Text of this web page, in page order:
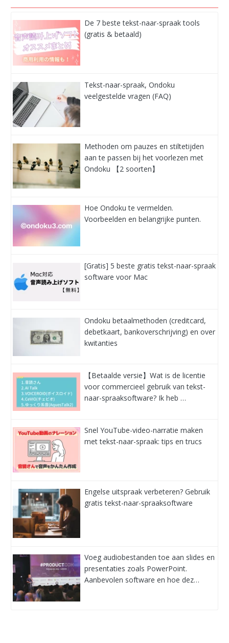
De 7 beste tekst-naar-spraak tools
(gratis & betaald)
Tekst-naar-spraak, Ondoku
veelgestelde vragen (FAQ)
Methoden om pauzes en stiltetijden
aan te passen bij het voorlezen met
Ondoku 【2 soorten】
Hoe Ondoku te vermelden.
Voorbeelden en belangrijke punten.
[Gratis] 5 beste gratis tekst-naar-spraak
software voor Mac
Ondoku betaalmethoden (creditcard,
debetkaart, bankoverschrijving) en over
kwitanties
【Betaalde versie】Wat is de licentie
voor commercieel gebruik van tekst-
naar-spraaksoftware? Ik heb …
Snel YouTube-video-narratie maken
met tekst-naar-spraak: tips en trucs
Engelse uitspraak verbeteren? Gebruik
gratis tekst-naar-spraaksoftware
Voeg audiobestanden toe aan slides en
presentaties zoals PowerPoint.
Aanbevolen software en hoe dez…